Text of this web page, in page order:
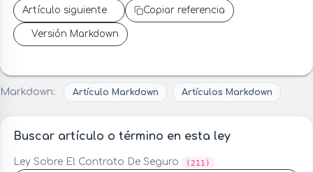
Artículo siguiente Copiar referencia
Versión Markdown
Markdown: Artículo Markdown Artículos Markdown
Buscar artículo o término en esta ley
Ley Sobre El Contrato De Seguro (211)